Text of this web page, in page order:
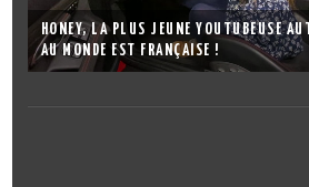
HONEY, LA PLUS JEUNE YOUTUBEUSE
AU MONDE EST FRANÇAISE !